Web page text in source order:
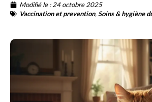
Modifié le : 24 octobre 2025
Vaccination et prevention, Soins & hygiène